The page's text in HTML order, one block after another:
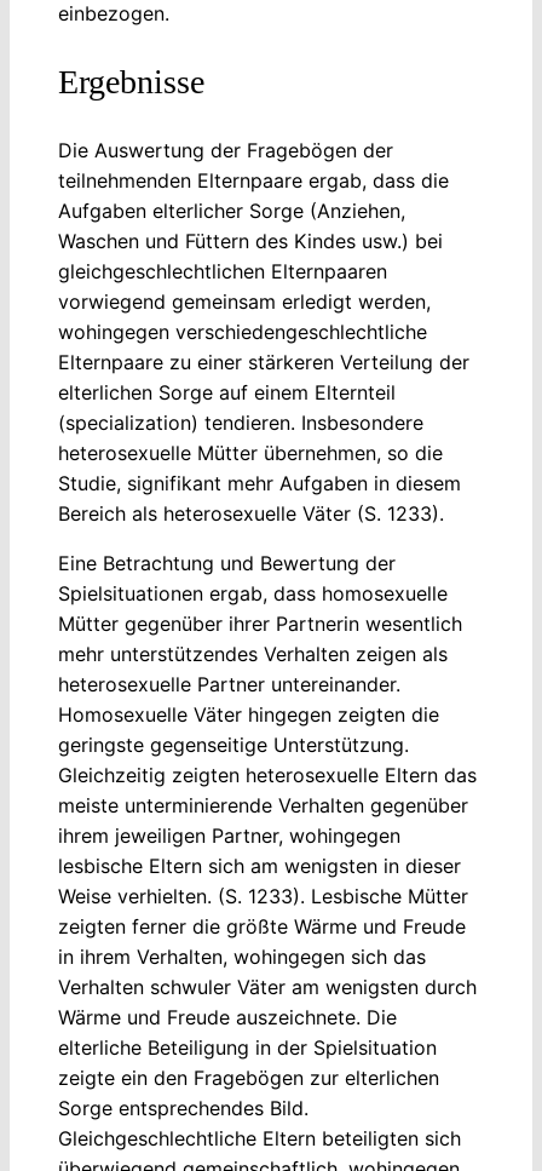
einbezogen.
Ergebnisse
Die Auswertung der Fragebögen der
teilnehmenden Elternpaare ergab, dass die
Aufgaben elterlicher Sorge (Anziehen,
Waschen und Füttern des Kindes usw.) bei
gleichgeschlechtlichen Elternpaaren
vorwiegend gemeinsam erledigt werden,
wohingegen verschiedengeschlechtliche
Elternpaare zu einer stärkeren Verteilung der
elterlichen Sorge auf einem Elternteil
(specialization) tendieren. Insbesondere
heterosexuelle Mütter übernehmen, so die
Studie, signifikant mehr Aufgaben in diesem
Bereich als heterosexuelle Väter (S. 1233).
Eine Betrachtung und Bewertung der
Spielsituationen ergab, dass homosexuelle
Mütter gegenüber ihrer Partnerin wesentlich
mehr unterstützendes Verhalten zeigen als
heterosexuelle Partner untereinander.
Homosexuelle Väter hingegen zeigten die
geringste gegenseitige Unterstützung.
Gleichzeitig zeigten heterosexuelle Eltern das
meiste unterminierende Verhalten gegenüber
ihrem jeweiligen Partner, wohingegen
lesbische Eltern sich am wenigsten in dieser
Weise verhielten. (S. 1233). Lesbische Mütter
zeigten ferner die größte Wärme und Freude
in ihrem Verhalten, wohingegen sich das
Verhalten schwuler Väter am wenigsten durch
Wärme und Freude auszeichnete. Die
elterliche Beteiligung in der Spielsituation
zeigte ein den Fragebögen zur elterlichen
Sorge entsprechendes Bild.
Gleichgeschlechtliche Eltern beteiligten sich